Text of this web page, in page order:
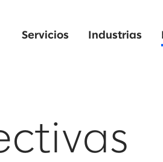
Servicios Industrias